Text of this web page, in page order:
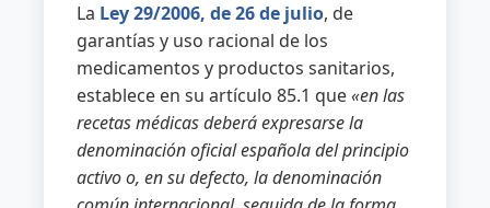
La Ley 29/2006, de 26 de julio, de
garantías y uso racional de los
medicamentos y productos sanitarios,
establece en su artículo 85.1 que«en las
recetas médicas deberá expresarse la
denominación oficial española del principio
activo o, en su defecto, la denominación